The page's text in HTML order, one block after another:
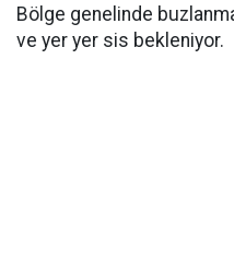
Bölge genelinde
ve yer yer sis bekleniyor.